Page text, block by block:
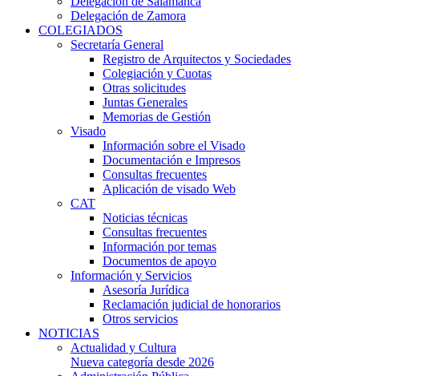
Delegación de Zamora
COLEGIADOS
Secretaría General
Registro de Arquitectos y Sociedades
Colegiación y Cuotas
Otras solicitudes
Juntas Generales
Memorias de Gestión
Visado
Información sobre el Visado
Documentación e Impresos
Consultas frecuentes
Aplicación de visado Web
CAT
Noticias técnicas
Consultas frecuentes
Información por temas
Documentos de apoyo
Información y Servicios
Asesoría Jurídica
Reclamación judicial de honorarios
Otros servicios
NOTICIAS
Actualidad y Cultura
Nueva categoría desde 2026